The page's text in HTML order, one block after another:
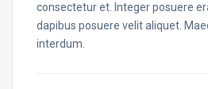
consectetur et. Integer posuere
dapibus posuere velit aliquet.
interdum.